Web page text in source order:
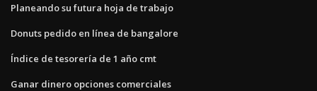
Planeando su futura hoja de trabajo
Donuts pedido en línea de bangalore
Índice de tesorería de 1 año cmt
Ganar dinero opciones comerciales